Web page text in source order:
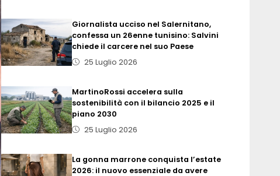
Giornalista ucciso nel Salernitano,
confessa un 26enne tunisino: Salvini
chiede il carcere nel suo Paese
25 Luglio 2026
MartinoRossi accelera sulla
sostenibilità con il bilancio 2025 e il
piano 2030
25 Luglio 2026
La gonna marrone conquista l’estate
2026: il nuovo essenziale da avere